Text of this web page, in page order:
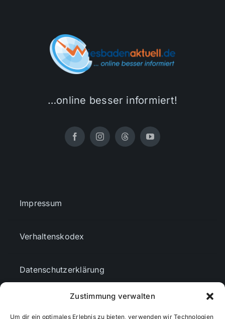
Zustimmung verwalten
Um dir ein optimales Erlebnis zu bieten, verwenden wir Technologien
…online besser informiert!
Impressum
Verhaltenskodex
Datenschutzerklärung